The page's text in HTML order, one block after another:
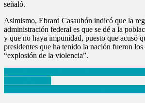
señaló.
Asimismo, Ebrard Casaubón indicó que la
administración federal es que se dé a la
y que no haya impunidad, puesto que acusó
presidentes que ha tenido la nación fueron los
“explosión de la violencia”.
Navegación
de